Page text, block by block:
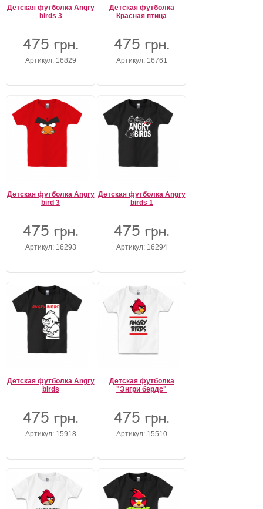
Детская футболка Angry
birds 3
475 грн.
Артикул: 16829
Детская футболка
Красная птица
475 грн.
Артикул: 16761
Детская футболка Angry
bird 3
475 грн.
Артикул: 16293
Детская футболка Angry
birds 1
475 грн.
Артикул: 16294
Детская футболка Angry
birds
475 грн.
Артикул: 15918
Детская футболка
"Энгри бердс"
475 грн.
Артикул: 15510